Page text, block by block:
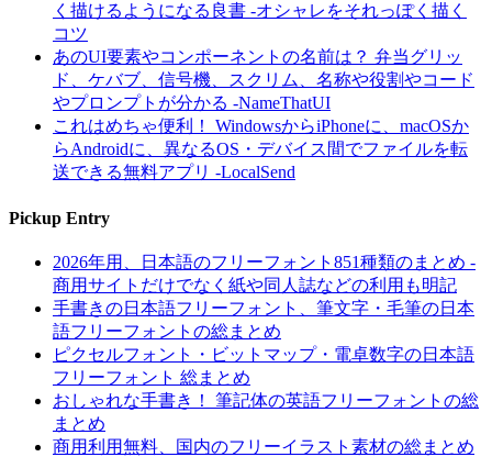
く描けるようになる良書 -オシャレをそれっぽく描く
コツ
あのUI要素やコンポーネントの名前は？ 弁当グリッ
ド、ケバブ、信号機、スクリム、名称や役割やコード
やプロンプトが分かる -NameThatUI
これはめちゃ便利！ WindowsからiPhoneに、macOSか
らAndroidに、異なるOS・デバイス間でファイルを転
送できる無料アプリ -LocalSend
Pickup Entry
2026年用、日本語のフリーフォント851種類のまとめ -
商用サイトだけでなく紙や同人誌などの利用も明記
手書きの日本語フリーフォント、筆文字・毛筆の日本
語フリーフォントの総まとめ
ピクセルフォント・ビットマップ・電卓数字の日本語
フリーフォント 総まとめ
おしゃれな手書き！ 筆記体の英語フリーフォントの総
まとめ
商用利用無料、国内のフリーイラスト素材の総まとめ